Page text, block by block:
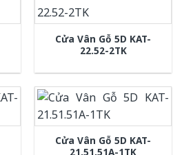
Cửa Vân Gỗ 5D KAT-
22.52-2TK
Cửa Vân Gỗ 5D KAT-
21.51.51A-1TK